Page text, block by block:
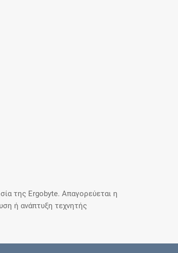
της Ergobyte. Απαγορεύεται η
ή ανάπτυξη τεχνητής